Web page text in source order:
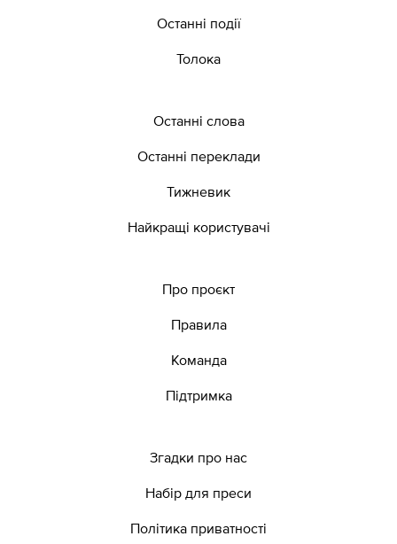
Останні події
Толока
Останні слова
Останні переклади
Тижневик
Найкращі користувачі
Про проєкт
Правила
Команда
Підтримка
Згадки про нас
Набір для преси
Політика приватності